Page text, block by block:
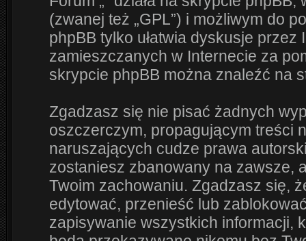
(zwanej też „GPL”) i możliwym do
phpBB tylko ułatwia dyskusje
zamieszczanych w Internecie za
skrypcie phpBB można znaleźć na
Zgadzasz się nie pisać żadnych
oszczerczym, propagującym treści
naruszających cudze prawa
zostaniesz zbanowany na zawsze,
Twoim zachowaniu. Zgadzasz się,
edytować, przenieść lub
zapisywanie wszystkich informacji,